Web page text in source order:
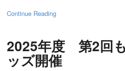
Continue Reading
2025年度 第2回
ッズ開催